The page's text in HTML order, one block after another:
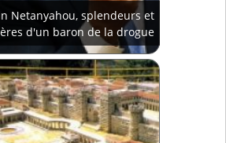
Netanyahou, splendeurs et
d'un baron de la drogue